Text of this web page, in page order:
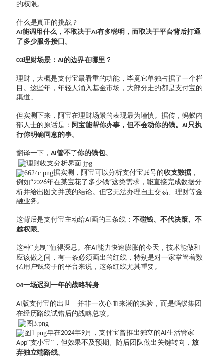
的权限。
什么是真正的挑战 ？
AI能调用什么，不取决于AI有多聪明，而取决于平台背后打通
了多少服务接口。
03理财场景： AI的边界在哪里？
理财，大概是支付宝最看重的功能，毕竟它单独占据了一个栏
目。这些年 ， 年轻人涌入基金市场，大部分走的都是支付宝的
渠道。
但实测下来，阿宝在理财场景的表现最为谨慎。 据传， 蚂蚁内
部人士的原话是： 阿宝能帮你办事，但不会动你的钱。 AI只执
行你明确同意的事。
翻译一下， AI管不了你的钱包。
据实测，阿宝可以分析支付宝账号的收支数据 ，
例如“2026年在某宝花了多少钱”这类需求，能直接完成数据分
析并给出图文并茂的结论。但它无法办理 自主交易、理财等金
融业务。
这背后是支付宝主动给AI画的三条线： 不碰钱、不代决策、不
越权限。
这种“克制”值得深思。在AI能力快速膨胀的今天，技术能做和
应该做之间，有一条必须画出的红线 ， 特别是对一家掌管着数
亿用户钱袋子的平台来说，这条红线尤其重要。
04一场迟到一年的战略转身
AI版支付宝的出世，并非一次心血来潮的实验，而是蚂蚁集团
在经历路线试错后的战略总攻。
早在2024年9 月，支付宝曾推出独立的AI 生活管家
App“支小宝”，但效果不及预期。随后团队做出关键转向 ， 放
弃独立端路线。